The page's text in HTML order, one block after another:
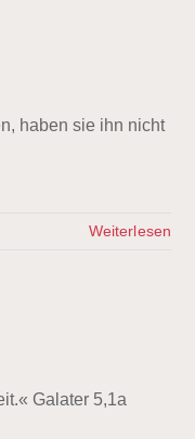
haben sie ihn nicht
Weiterlesen
Galater 5,1a